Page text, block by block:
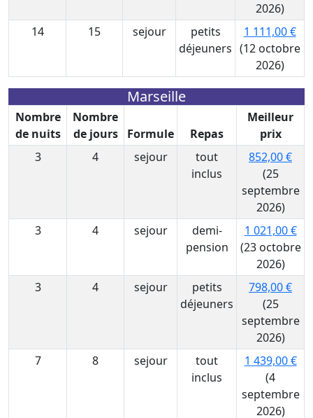
2026)
14
15 sejour
petits
déjeuners
1 111,00 €
(12 octobre
2026)
Marseille
Nombre
de nuits
Nombre
de jours
Formule Repas
Meilleur
prix
3
4 sejour
tout
inclus
852,00 €
(25
septembre
2026)
3
4 sejour
demi-
pension
1 021,00 €
(23 octobre
2026)
3
4 sejour
petits
déjeuners
798,00 €
(25
septembre
2026)
7
8 sejour
tout
inclus
1 439,00 €
(4
septembre
2026)